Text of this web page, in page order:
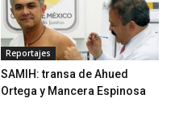
Reportajes
SAMIH: transa de Ahued
Ortega y Mancera Espinosa